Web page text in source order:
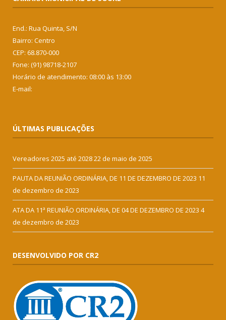
End.: Rua Quinta, S/N
Bairro: Centro
CEP: 68.870-000
Fone: (91) 98718-2107
Horário de atendimento: 08:00 às 13:00
E-mail:
ÚLTIMAS PUBLICAÇÕES
Vereadores 2025 até 202822 de maio de 2025
PAUTA DA REUNIÃO ORDINÁRIA, DE 11 DE DEZEMBRO DE 2023 11
de dezembro de 2023
ATA DA 11ª REUNIÃO ORDINÁRIA, DE 04 DE DEZEMBRO DE 2023 4
de dezembro de 2023
DESENVOLVIDO POR CR2